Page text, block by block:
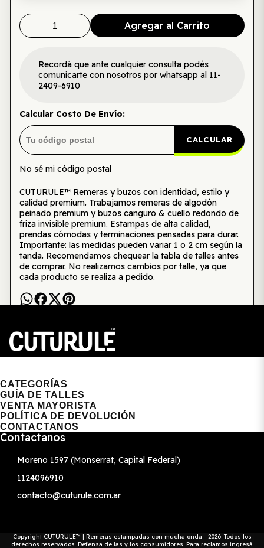
Agregar al Carrito
Recordá que ante cualquier consulta podés
comunicarte con nosotros por whatsapp al 11-
2409-6910
Calcular Costo De Envío:
CALCULAR
No sé mi código postal
CUTURULE™ Remeras y buzos con identidad, estilo y
calidad premium. Trabajamos remeras de algodón
peinado premium y buzos canguro & cuello redondo de
friza invisible premium. Estampas de alta calidad,
prendas cómodas y terminaciones pensadas para durar.
Importante: las medidas pueden variar 1 o 2 cm según la
tanda. Recomendamos chequear la tabla de talles antes
de comprar. No realizamos cambios por talle, ya que
cada producto se realiza a pedido.
CATEGORÍAS
GUÍA DE TALLES
VENTA MAYORISTA
POLÍTICA DE DEVOLUCIÓN
CONTACTANOS
Contactanos
Moreno 1597 (Monserrat, Capital Federal)
1124096910
contacto@cuturule.com.ar
Copyright CUTURULE™ | Remeras estampadas con mucha onda - 2026. Todos los
derechos reservados. Defensa de las y los consumidores. Para reclamos ingresá